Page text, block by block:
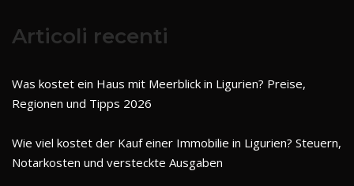
Articoli recenti
Was kostet ein Haus mit Meerblick in Ligurien? Preise,
Regionen und Tipps 2026
Wie viel kostet der Kauf einer Immobilie in Ligurien? Steuern,
Notarkosten und versteckte Ausgaben